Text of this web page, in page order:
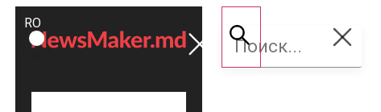
ROMÂNĂ
RU
Поддержать
NM